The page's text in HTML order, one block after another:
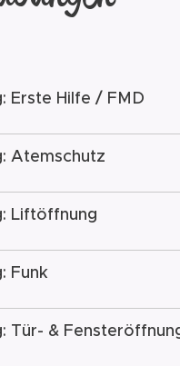
Erste Hilfe / FMD
Atemschutz
Liftöffnung
Funk
Tür- &